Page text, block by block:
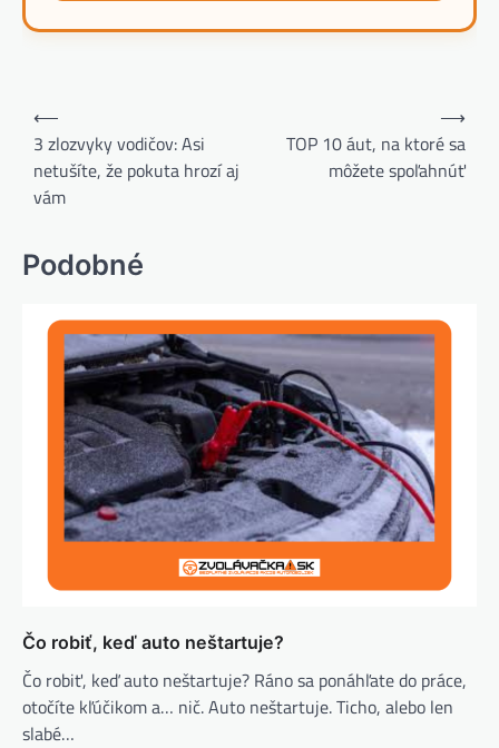
Navigácia
článku
⟵
3 zlozvyky vodičov: Asi
netušíte, že pokuta hrozí aj
vám
TOP 10 áut, na ktoré sa
môžete spoľahnúť
⟶
Podobné
Čo robiť, keď auto neštartuje?
Čo robiť, keď auto neštartuje? Ráno sa ponáhľate do práce,
otočíte kľúčikom a… nič. Auto neštartuje. Ticho, alebo len
slabé…